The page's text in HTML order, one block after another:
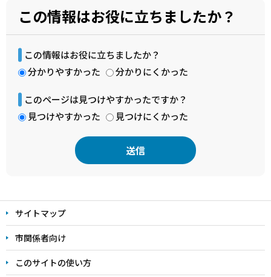
この情報はお役に立ちましたか？
この情報はお役に立ちましたか？
分かりやすかった
分かりにくかった
このページは見つけやすかったですか？
見つけやすかった
見つけにくかった
文
こ
こ
ま
で
サイトマップ
市関係者向け
このサイトの使い方